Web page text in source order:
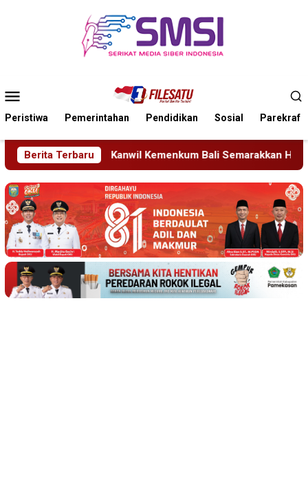
Mobile
Peristiwa Pemerintahan Pendidikan Sosial Parekraf
Berita Terbaru
Kemenkum Bali Semarakkan Hari Pengayoman ke-81